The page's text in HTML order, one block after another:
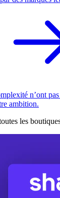
n’ont
ambition.
les